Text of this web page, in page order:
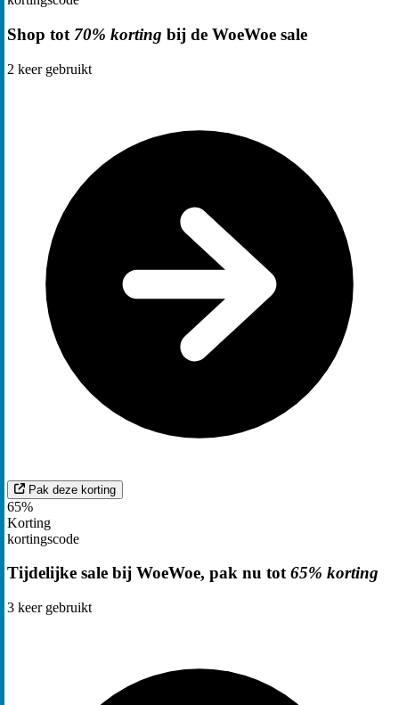
Shop tot 70% korting bij de WoeWoe sale
2 keer gebruikt
Pak deze korting
65%
Korting
kortingscode
Tijdelijke sale bij WoeWoe, pak nu tot65% korting
3 keer gebruikt